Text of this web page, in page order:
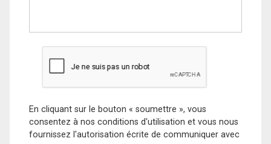
En cliquant sur le bouton « soumettre », vous
consentez à nos conditions d'utilisation et vous nous
fournissez l'autorisation écrite de communiquer avec